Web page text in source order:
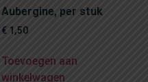
Aubergine, per stuk
€ 1,50
Toevoegen aan
winkelwagen